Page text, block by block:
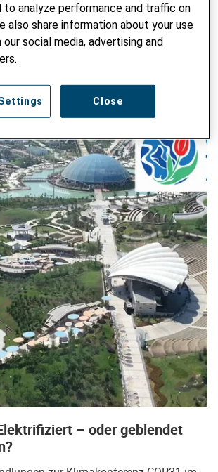
– oder geblendet
to analyze performance and traffic on
also share information about your use
social media, advertising and
Close